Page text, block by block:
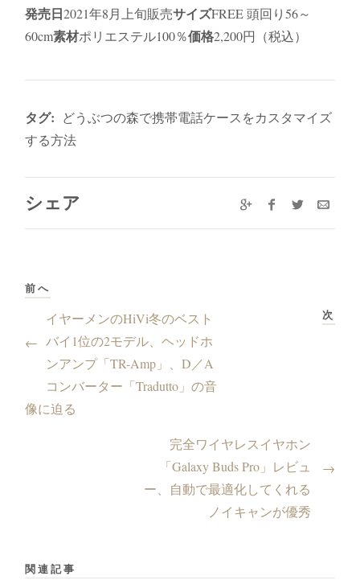
発売日2021年8月上旬販売サイズFREE 頭回り56～
60cm素材ポリエステル100％価格2,200円（税込）
タグ: どうぶつの森で携帯電話ケースをカスタマイズ
する方法
シェア
前へ
←
イヤーメンのHiVi冬のベスト
バイ1位の2モデル、ヘッドホ
ンアンプ「TR-Amp」、D／A
コンバーター「Tradutto」の音
像に迫る
次
完全ワイヤレスイヤホン
「Galaxy Buds Pro」レビュ
ー、自動で最適化してくれる
ノイキャンが優秀
→
関連記事